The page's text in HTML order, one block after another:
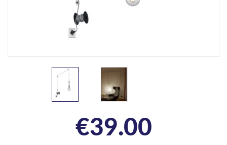
€39.00